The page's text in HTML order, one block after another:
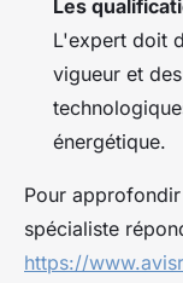
Les
L'expert doit
vigueur et
énergétique.
Pour
spécialiste
https://